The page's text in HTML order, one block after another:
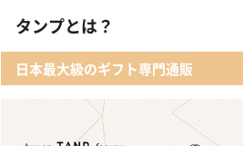
05 ベビーグッズ
03 ママズケア セレクトボックス｜モディ
04 フレイバーおむつケーキ｜AIRIM
タンプとは？
日本最大級のギフト専門通販